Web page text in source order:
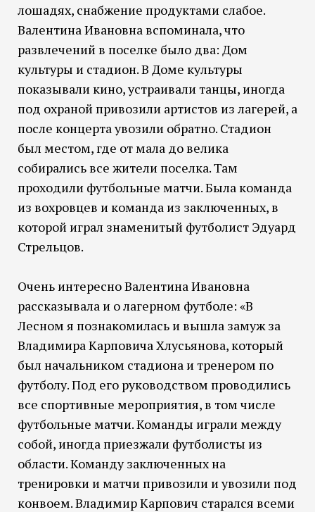
лошадях, снабжение продуктами слабое.
Валентина Ивановна вспоминала, что
развлечений в поселке было два: Дом
культуры и стадион. В Доме культуры
показывали кино, устраивали танцы, иногда
под охраной привозили артистов из лагерей, а
после концерта увозили обратно. Стадион
был местом, где от мала до велика
собирались все жители поселка. Там
проходили футбольные матчи. Была команда
из вохровцев и команда из заключенных, в
которой играл знаменитый футболист Эдуард
Стрельцов.
Очень интересно Валентина Ивановна
рассказывала и о лагерном футболе: «В
Лесном я познакомилась и вышла замуж за
Владимира Карповича Хлусьянова, который
был начальником стадиона и тренером по
футболу. Под его руководством проводились
все спортивные мероприятия, в том числе
футбольные матчи. Команды играли между
собой, иногда приезжали футболисты из
области. Команду заключенных на
тренировки и матчи привозили и увозили под
конвоем. Владимир Карпович старался всеми